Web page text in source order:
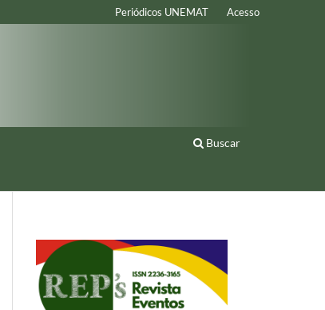
Buscar
Periódicos UNEMAT Acesso